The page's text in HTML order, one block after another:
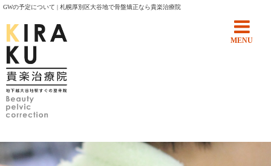
GWの予定について | 札幌厚別区大谷地で骨盤矯正なら貴楽治療院
MENU